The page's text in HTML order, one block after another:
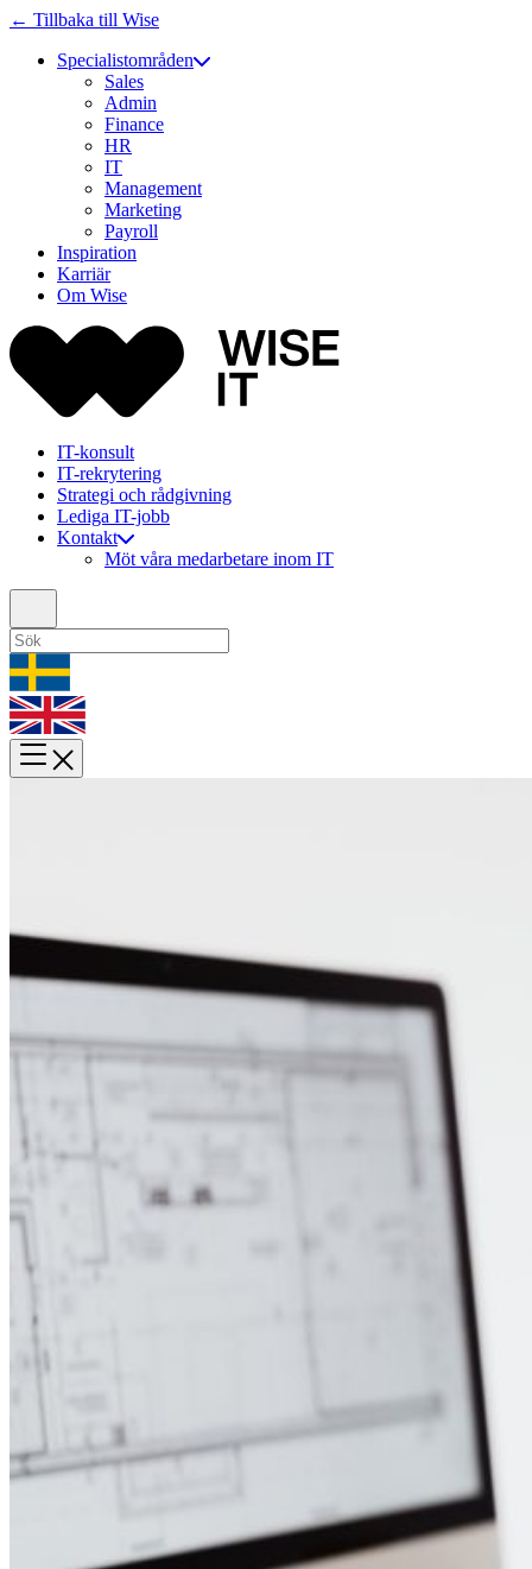
← Tillbaka till Wise
Specialistområden
Sales
Admin
Finance
HR
IT
Management
Marketing
Payroll
Inspiration
Karriär
Om Wise
IT-konsult
IT-rekrytering
Strategi och rådgivning
Lediga IT-jobb
Kontakt
Möt våra medarbetare inom IT